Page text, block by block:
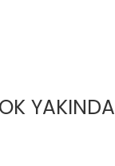
YAKINDA